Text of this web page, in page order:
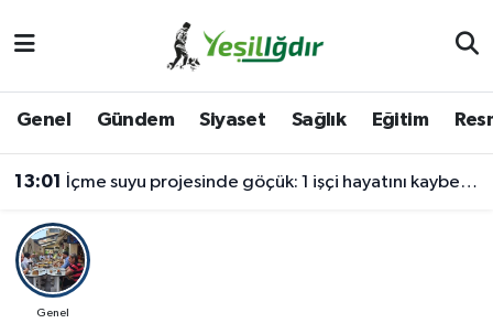
Genel Gündem Siyaset Sağlık Eğitim
13:01 İçme suyu projesinde göçük: 1 işçi hayatını kaybetti, 1'i ağır yaralı
Genel
İğdir Namaz Vakitleri
Iğdır Trafik Yoğunluk Haritası
Süper Lig Puan Durumu ve Fikstür